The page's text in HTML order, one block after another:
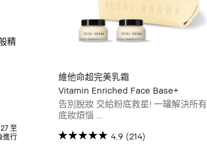
精
至
進行
維他命超完美乳霜
Vitamin Enriched Face Base+
告別脫妝 交給粉底救星! 一罐解決所有
底妝煩惱
UP #妝前神霜 #粉底救星
4.9 (214)